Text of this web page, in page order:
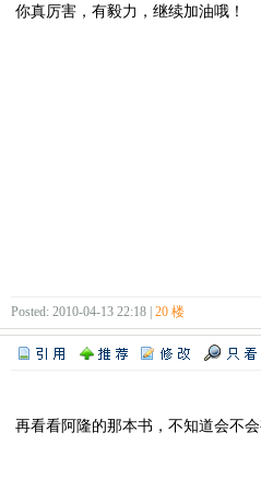
你真厉害，有毅力，继续加油哦！
Posted: 2010-04-13 22:18 | 20 楼
再看看阿隆的那本书，不知道会不